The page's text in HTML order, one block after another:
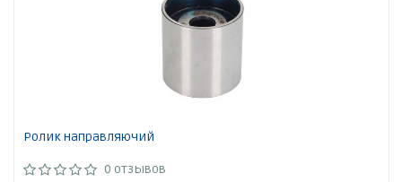
Ролик направляючий
0 отзывов